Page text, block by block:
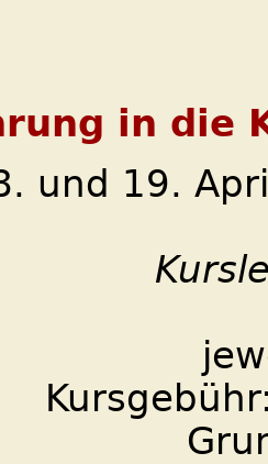
in die
und 19.